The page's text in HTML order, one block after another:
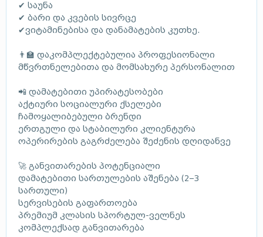
✔ საუნა
✔ ბარი და კვების სივრცე
✔ვიტამინებისა და დანამატების კუთხე.
👨‍🏫 დაკომპლექტებულია პროფესიონალი
მწვრთნელებითა და მომსახურე პერსონალით
📲 დამატებითი უპირატესობები
აქტიური სოციალური ქსელები
ჩამოყალიბებული ბრენდი
ერთგული და სტაბილური კლიენტურა
ოპერირების გაგრძელება შეძენის დღიდანვე
🚀 განვითარების პოტენციალი
დამატებითი სართულების აშენება (2–3
სართული)
სერვისების გაფართოება
პრემიუმ კლასის სპორტულ-ველნეს
კომპლექსად განვითარება